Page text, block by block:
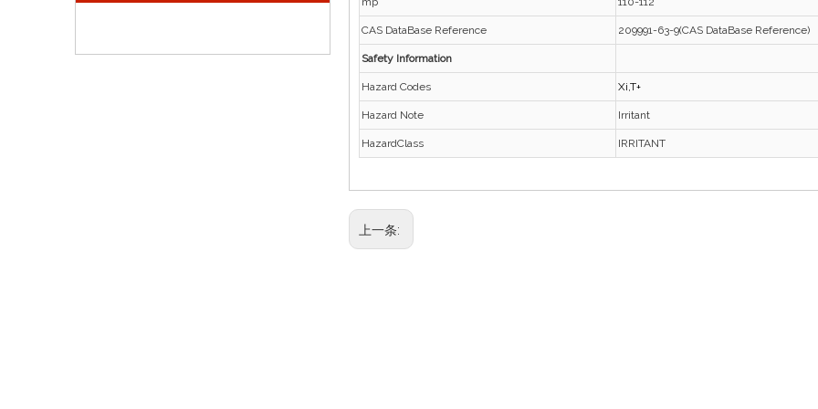
CAS DataBase Reference 209991-63-9(CAS DataBase Reference)
Safety Information
Hazard Codes Xi,T+
Hazard Note Irritant
HazardClass IRRITANT
上一条: